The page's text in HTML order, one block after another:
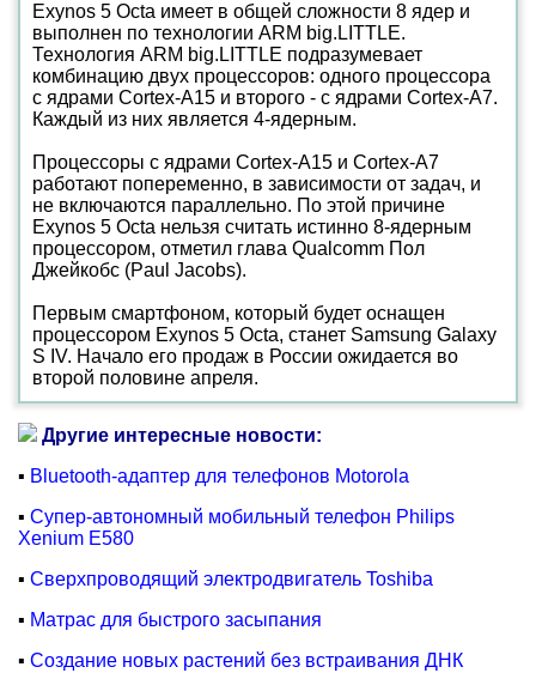
Exynos 5 Octa имеет в общей сложности 8 ядер и
выполнен по технологии ARM big.LITTLE.
Технология ARM big.LITTLE подразумевает
комбинацию двух процессоров: одного процессора
с ядрами Cortex-A15 и второго - с ядрами Cortex-A7.
Каждый из них является 4-ядерным.
Процессоры с ядрами Cortex-A15 и Cortex-A7
работают попеременно, в зависимости от задач, и
не включаются параллельно. По этой причине
Exynos 5 Octa нельзя считать истинно 8-ядерным
процессором, отметил глава Qualcomm Пол
Джейкобс (Paul Jacobs).
Первым смартфоном, который будет оснащен
процессором Exynos 5 Octa, станет Samsung Galaxy
S IV. Начало его продаж в России ожидается во
второй половине апреля.
Другие интересные новости:
▪ Bluetooth-адаптер для телефонов Motorola
▪ Супер-автономный мобильный телефон Philips
Xenium E580
▪ Сверхпроводящий электродвигатель Toshiba
▪ Матрас для быстрого засыпания
▪ Cоздание новых растений без встраивания ДНК